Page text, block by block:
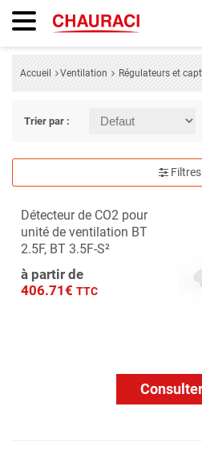
Accueil Ventilation Régulateurs et
Trier par :
Filtres
Détecteur de CO2 pour
unité de ventilation BT
2.5F, BT 3.5F-S²
à partir de
406.71€ TTC